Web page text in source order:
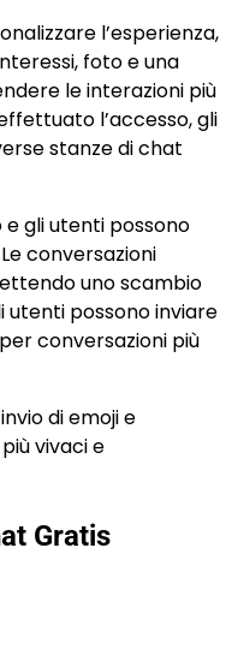
l’esperienza,
foto e una
le interazioni più
l’accesso, gli
stanze di chat
gli utenti possono
conversazioni
uno scambio
utenti possono inviare
conversazioni più
di emoji e
vivaci e
Gratis